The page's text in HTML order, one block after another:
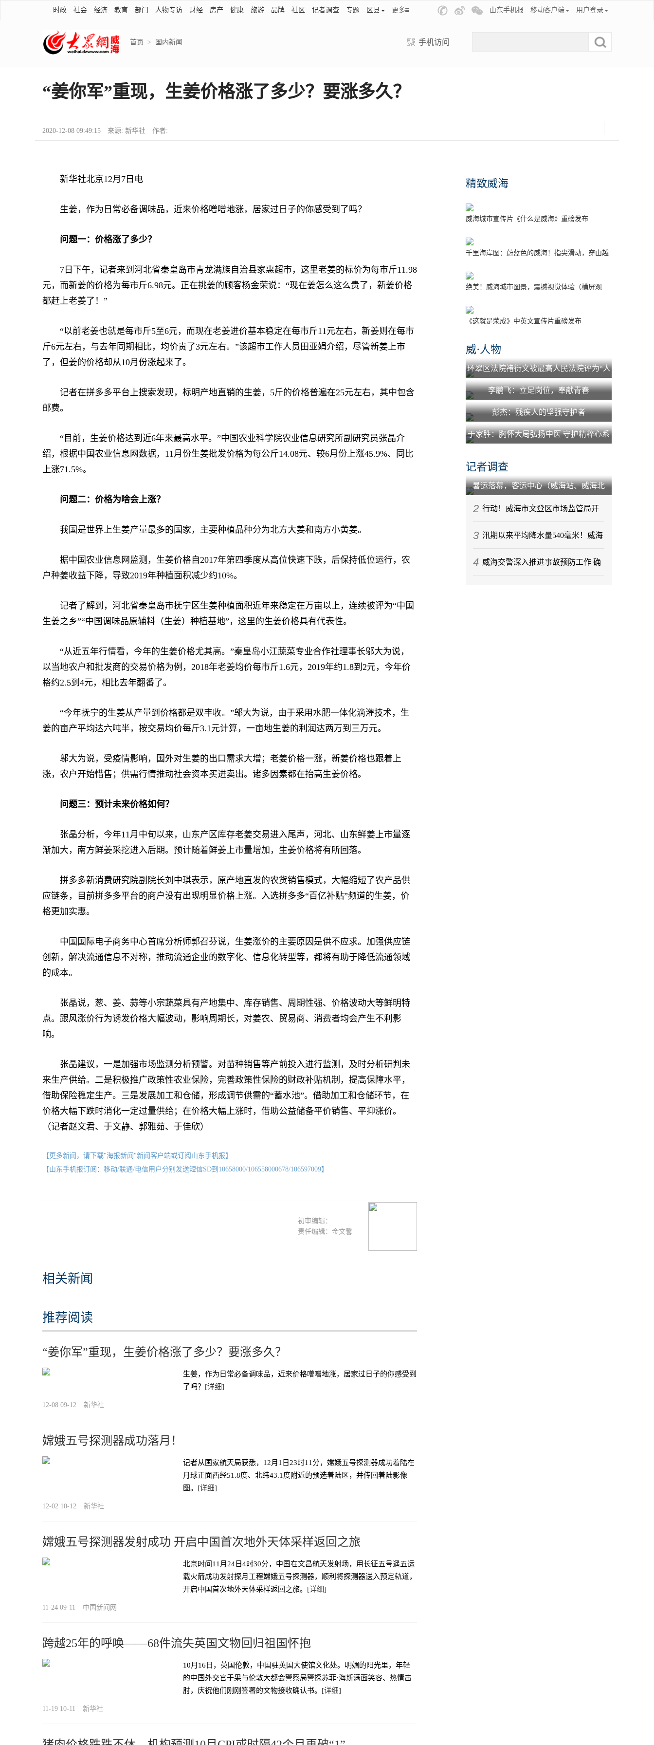
时政 社会 经济 教育 部门 人物专访 财经 房产 健康 旅游 品牌 社区 记者调查 专题 区县 更多 山东手机报 移动客户端 用户登录
首页 > 国内新闻 手机访问
“姜你军”重现，生姜价格涨了多少？要涨多久？
2020-12-08 09:49:15 来源: 新华社 作者:
新华社北京12月7日电
生姜，作为日常必备调味品，近来价格噌噌地涨，居家过日子的你感受到了吗？
问题一：价格涨了多少？
7日下午，记者来到河北省秦皇岛市青龙满族自治县家惠超市，这里老姜的标价为每市斤11.98
元，而新姜的价格为每市斤6.98元。正在挑姜的顾客杨金荣说：“现在姜怎么这么贵了，新姜价格
都赶上老姜了！”
“以前老姜也就是每市斤5至6元，而现在老姜进价基本稳定在每市斤11元左右，新姜则在每市
斤6元左右，与去年同期相比，均价贵了3元左右。”该超市工作人员田亚娟介绍，尽管新姜上市
了，但姜的价格却从10月份涨起来了。
记者在拼多多平台上搜索发现，标明产地直销的生姜，5斤的价格普遍在25元左右，其中包含
邮费。
“目前，生姜价格达到近6年来最高水平。”中国农业科学院农业信息研究所副研究员张晶介
绍，根据中国农业信息网数据，11月份生姜批发价格为每公斤14.08元、较6月份上涨45.9%、同比
上涨71.5%。
问题二：价格为啥会上涨？
我国是世界上生姜产量最多的国家，主要种植品种分为北方大姜和南方小黄姜。
据中国农业信息网监测，生姜价格自2017年第四季度从高位快速下跌，后保持低位运行，农
户种姜收益下降，导致2019年种植面积减少约10%。
记者了解到，河北省秦皇岛市抚宁区生姜种植面积近年来稳定在万亩以上，连续被评为“中国
生姜之乡”“中国调味品原辅料（生姜）种植基地”，这里的生姜价格具有代表性。
“从近五年行情看，今年的生姜价格尤其高。”秦皇岛小江蔬菜专业合作社理事长邬大为说，
以当地农户和批发商的交易价格为例，2018年老姜均价每市斤1.6元，2019年约1.8到2元，今年价
格约2.5到4元，相比去年翻番了。
“今年抚宁的生姜从产量到价格都是双丰收。”邬大为说，由于采用水肥一体化滴灌技术，生
姜的亩产平均达六吨半，按交易均价每斤3.1元计算，一亩地生姜的利润达两万到三万元。
邬大为说，受疫情影响，国外对生姜的出口需求大增；老姜价格一涨，新姜价格也跟着上
涨，农户开始惜售；供需行情推动社会资本买进卖出。诸多因素都在抬高生姜价格。
问题三：预计未来价格如何？
张晶分析，今年11月中旬以来，山东产区库存老姜交易进入尾声，河北、山东鲜姜上市量逐
渐加大，南方鲜姜采挖进入后期。预计随着鲜姜上市量增加，生姜价格将有所回落。
拼多多新消费研究院副院长刘中琪表示，原产地直发的农货销售模式，大幅缩短了农产品供
应链条，目前拼多多平台的商户没有出现明显价格上涨。入选拼多多“百亿补贴”频道的生姜，价
格更加实惠。
中国国际电子商务中心首席分析师郭召芬说，生姜涨价的主要原因是供不应求。加强供应链
创新，解决流通信息不对称，推动流通企业的数字化、信息化转型等，都将有助于降低流通领域
的成本。
张晶说，葱、姜、蒜等小宗蔬菜具有产地集中、库存销售、周期性强、价格波动大等鲜明特
点。跟风涨价行为诱发价格大幅波动，影响周期长，对姜农、贸易商、消费者均会产生不利影
响。
张晶建议，一是加强市场监测分析预警。对苗种销售等产前投入进行监测，及时分析研判未
来生产供给。二是积极推广政策性农业保险，完善政策性保险的财政补贴机制，提高保障水平，
借助保险稳定生产。三是发展加工和仓储，形成调节供需的“蓄水池”。借助加工和仓储环节，在
价格大幅下跌时消化一定过量供给；在价格大幅上涨时，借助公益储备平价销售、平抑涨价。
（记者赵文君、于文静、郭雅茹、于佳欣）
【更多新闻，请下载"海报新闻"新闻客户端或订阅山东手机报】
【山东手机报订阅：移动/联通/电信用户分别发送短信SD到10658000/106558000678/106597009】
初审编辑：
责任编辑：金文馨
相关新闻
推荐阅读
“姜你军”重现，生姜价格涨了多少？要涨多久？
生姜，作为日常必备调味品，近来价格噌噌地涨，居家过日子的你感受到
了吗？ [详细]
12-08 09-12 新华社
嫦娥五号探测器成功落月！
记者从国家航天局获悉，12月1日23时11分，嫦娥五号探测器成功着陆在
月球正面西经51.8度、北纬43.1度附近的预选着陆区，并传回着陆影像
图。 [详细]
12-02 10-12 新华社
嫦娥五号探测器发射成功 开启中国首次地外天体采样返回之旅
北京时间11月24日4时30分，中国在文昌航天发射场，用长征五号遥五运
载火箭成功发射探月工程嫦娥五号探测器，顺利将探测器送入预定轨道，
开启中国首次地外天体采样返回之旅。 [详细]
11-24 09-11 中国新闻网
跨越25年的呼唤——68件流失英国文物回归祖国怀抱
10月16日，英国伦敦，中国驻英国大使馆文化处。明媚的阳光里，年轻
的中国外交官于果与伦敦大都会警察局警探苏菲·海斯满面笑容、热情击
肘，庆祝他们刚刚签署的文物接收确认书。 [详细]
11-19 10-11 新华社
精致威海
威海城市宣传片《什么是威海》重磅发布
千里海岸图：蔚蓝色的威海！指尖滑动，穿山越
绝美！威海城市图景，震撼视觉体验（横屏观
《这就是荣成》中英文宣传片重磅发布
威·人物
环翠区法院褚衍文被最高人民法院评为“人
民法院少年法庭工作先进个人”
李鹏飞：立足岗位，奉献青春
彭杰：残疾人的坚强守护者
于家胜：胸怀大局弘扬中医 守护精粹心系
记者调查
暑运落幕，客运中心（威海站、威海北
站）到发旅客212.88万人次
2 行动！威海市文登区市场监管局开
展节前月饼专项监督检查
3 汛期以来平均降水量540毫米！威海
今年气候情况发布
4 威海交警深入推进事故预防工作 确